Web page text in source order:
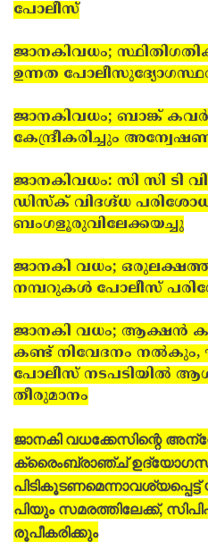
പോലീസ്
ജാനകിവധം;
ഉന്നത
ജാനകിവധം; ബാങ്ക്
കേന്ദ്രീകരിച്ചും
ജാനകിവധം: സി സി ടി
ഡിസ്‌ക് വിദഗ്ദ്ധ
ബംഗളൂരുവിലേക്കയച്ചു
ജാനകി വധം;
നമ്പറുകള്‍ പോലീസ്
ജാനകി വധം; ആക്ഷന്‍
കണ്ട് നിവേദനം നല്‍കും,
പോലീസ് നടപടിയില്‍
തീരുമാനം
ജാനകി വധക്കേസിന്റെ
ക്രൈംബ്രാഞ്ച്
പിയും സമരത്തിലേക്ക്,
രൂപീകരിക്കും